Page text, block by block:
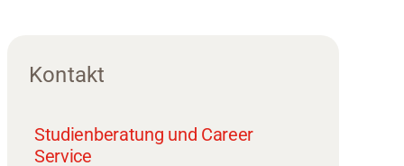
Kontakt
Studienberatung und Career
Service